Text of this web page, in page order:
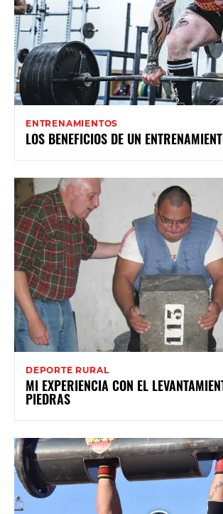
ENTRENAMIENTOS
LOS BENEFICIOS DE UN
DEPORTE RURAL
MI EXPERIENCIA CON EL
PIEDRAS